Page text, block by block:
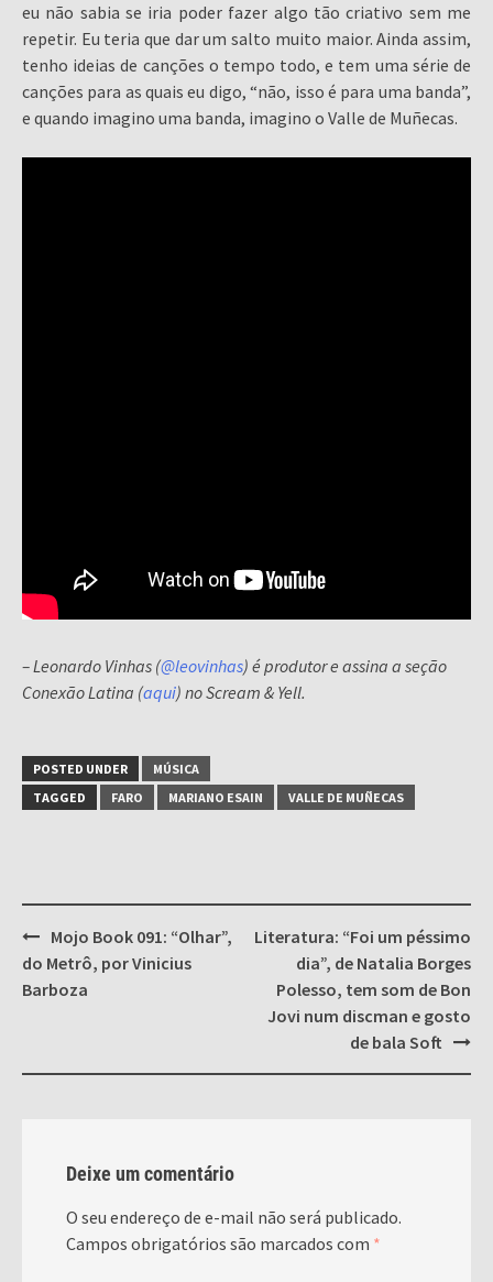
eu não sabia se iria poder fazer algo tão criativo sem me
repetir. Eu teria que dar um salto muito maior. Ainda assim,
tenho ideias de canções o tempo todo, e tem uma série de
canções para as quais eu digo, “não, isso é para uma banda”,
e quando imagino uma banda, imagino o Valle de Muñecas.
– Leonardo Vinhas (@leovinhas) é produtor e assina a seção
Conexão Latina (aqui) no Scream & Yell.
POSTED UNDER
MÚSICA
TAGGED
FARO MARIANO ESAIN VALLE DE MUÑECAS
Post
navigation
Mojo Book 091: “Olhar”,
do Metrô, por Vinicius
Barboza
Literatura: “Foi um péssimo
dia”, de Natalia Borges
Polesso, tem som de Bon
Jovi num discman e gosto
de bala Soft
Deixe um comentário
O seu endereço de e-mail não será publicado.
Campos obrigatórios são marcados com *